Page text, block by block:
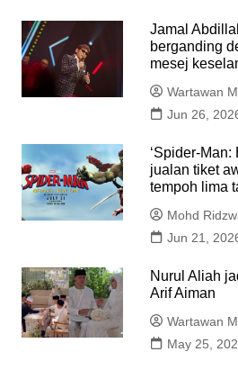
Jamal
berganding
mesej
Wartawan
Jun 26,
‘Spider-Man:
jualan tiket
tempoh lima
Mohd
Jun 21,
Nurul Aliah
Arif Aiman
Wartawan
May 25,